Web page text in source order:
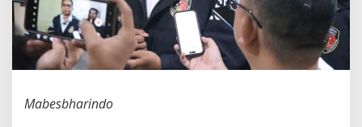
a
P
e
n
Mabesbharindo